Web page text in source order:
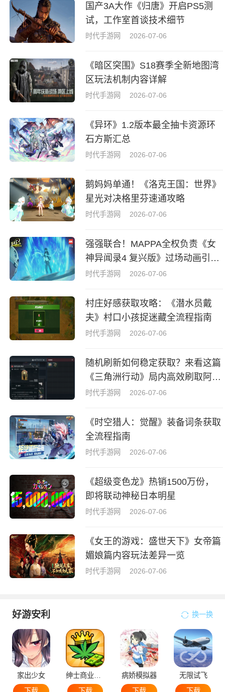
国产3A大作《归唐》开启PS5测
试，工作室首谈技术细节
时代手游网 2026-07-06
《暗区突围》S18赛季全新地图湾
区玩法机制内容详解
时代手游网 2026-07-06
《异环》1.2版本最全抽卡资源环
石方斯汇总
时代手游网 2026-07-06
鹅妈妈单通！《洛克王国：世界》
星光对决格里芬速通攻略
时代手游网 2026-07-06
强强联合！MAPPA全权负责《女
神异闻录4 复兴版》过场动画引热
议
时代手游网 2026-07-06
村庄好感获取攻略：《潜水员戴
夫》村口小孩捉迷藏全流程指南
时代手游网 2026-07-06
随机刷新如何稳定获取？来看这篇
《三角洲行动》局内高效刷取阿萨
拉牌盒指南
时代手游网 2026-07-06
《时空猎人：觉醒》装备词条获取
全流程指南
时代手游网 2026-07-06
《超级变色龙》热销1500万份，
即将联动神秘日本明星
时代手游网 2026-07-06
《女王的游戏：盛世天下》女帝篇
媚娘篇内容玩法差异一览
时代手游网 2026-07-06
好游安利 换一换
家出少女
绅士商业策略
病娇模拟器
无限试飞